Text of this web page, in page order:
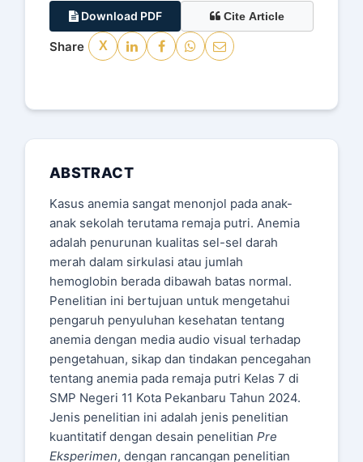
Download PDF Cite Article
Share X
ABSTRACT
Kasus anemia sangat menonjol pada anak-
anak sekolah terutama remaja putri. Anemia
adalah penurunan kualitas sel-sel darah
merah dalam sirkulasi atau jumlah
hemoglobin berada dibawah batas normal.
Penelitian ini bertujuan untuk mengetahui
pengaruh penyuluhan kesehatan tentang
anemia dengan media audio visual terhadap
pengetahuan, sikap dan tindakan pencegahan
tentang anemia pada remaja putri Kelas 7 di
SMP Negeri 11 Kota Pekanbaru Tahun 2024.
Jenis penelitian ini adalah jenis penelitian
kuantitatif dengan desain penelitian Pre
Eksperimen, dengan rancangan penelitian